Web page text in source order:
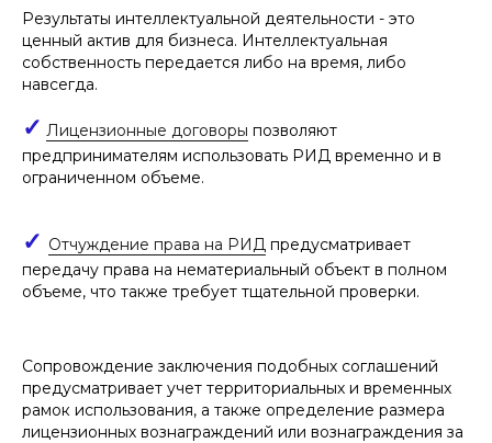
Результаты интеллектуальной деятельности - это
ценный актив для бизнеса. Интеллектуальная
собственность передается либо на время, либо
навсегда.
✓ Лицензионные договоры позволяют
предпринимателям использовать РИД временно и в
ограниченном объеме.
✓ Отчуждение права на РИД предусматривает
передачу права на нематериальный объект в полном
объеме, что также требует тщательной проверки.
Сопровождение заключения подобных соглашений
предусматривает учет территориальных и временных
рамок использования, а также определение размера
лицензионных вознаграждений или вознаграждения за